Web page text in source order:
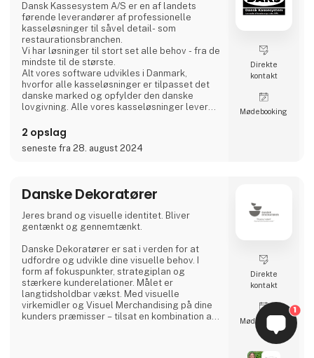
Dansk Kassesystem A/S er en af landets
førende leverandører af professionelle
kasseløsninger til såvel detail- som
restaurationsbranchen.
Vi har løsninger til stort set alle behov - fra de
mindste til de største.
Alt vores software udvikles i Danmark,
hvorfor alle kasseløsninger er tilpasset det
danske marked og opfylder den danske
lovgivning. Alle vores kasseløsninger lever
momsbekendtgørelsen omkring SAF-T og
virksomhedscertifikater.
Som en af de få i branchen har vi egne
ov
2 opslag
seneste fra 28. august 2024
Direkte
kontakt
Møde­booking
Danske Dekoratører
Jeres brand og visuelle identitet. Bliver
gentænkt og gennemtænkt.
Danske Dekoratører er sat i verden for at
udfordre og udvikle dine visuelle behov. I
form af fokuspunkter, strategiplan og
stærkere kunderelationer. Målet er
langtidsholdbar vækst. Med visuelle
virkemidler og Visuel Merchandising på dine
kunders præmisser – tilsat en kombination af
Direkte
kontakt
Møde­booking
1